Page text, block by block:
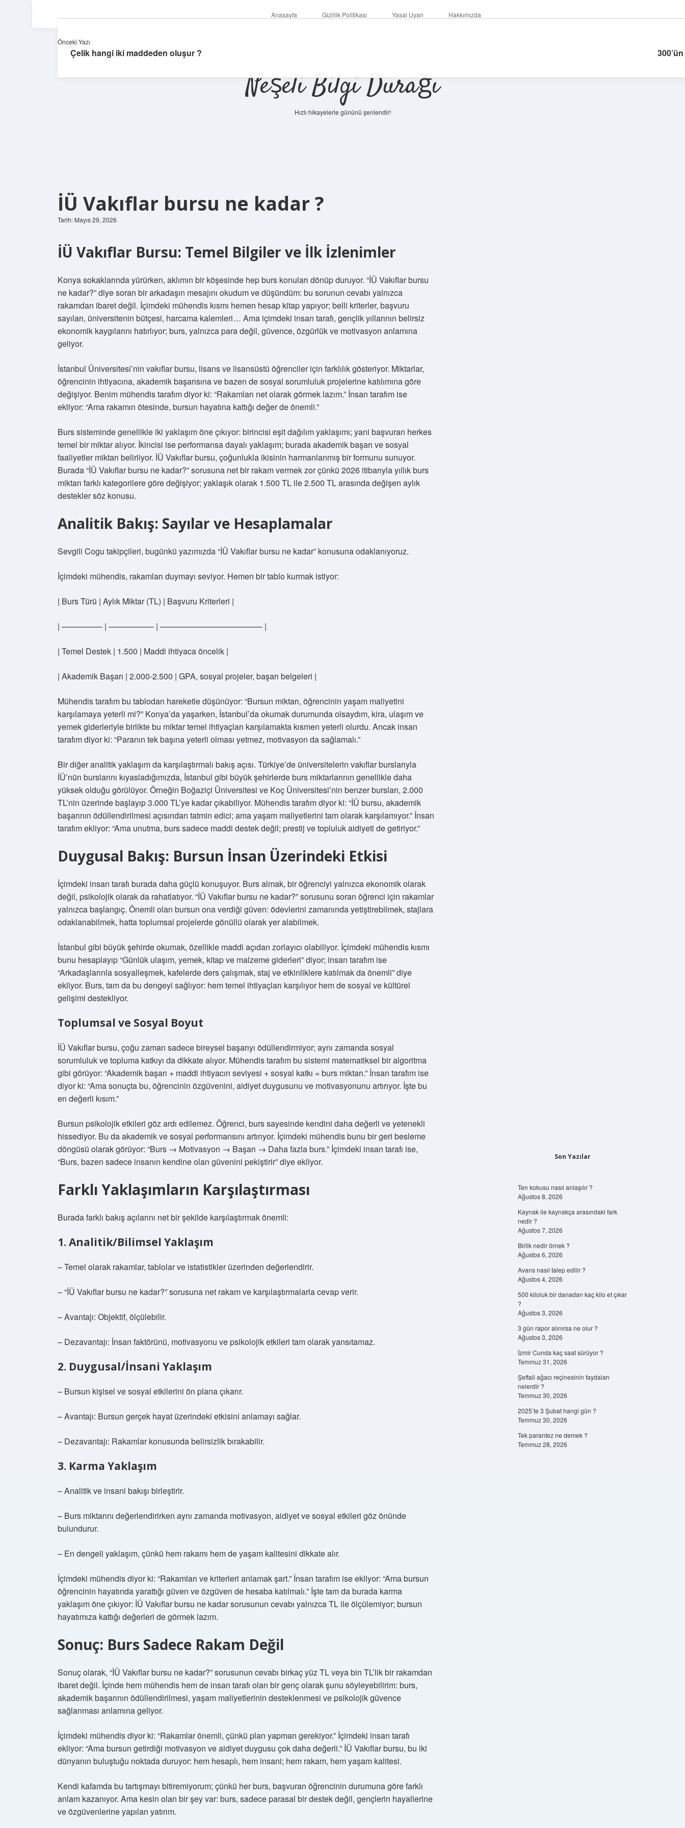
Anasayfa Gizlilik Politikası Yasal Uyarı Hakkımızda
Neşeli Bilgi Durağı
Hızlı hikayelerle gününü şenlendir!
İÜ Vakıflar bursu ne kadar ?
Tarih: Mayıs 29, 2026
İÜ Vakıflar Bursu: Temel Bilgiler ve İlk İzlenimler
Konya sokaklarında yürürken, aklımın bir köşesinde hep burs konuları dönüp duruyor. “İÜ Vakıflar bursu
ne kadar?” diye soran bir arkadaşın mesajını okudum ve düşündüm: bu sorunun cevabı yalnızca
rakamdan ibaret değil. İçimdeki mühendis kısmı hemen hesap kitap yapıyor; belli kriterler, başvuru
sayıları, üniversitenin bütçesi, harcama kalemleri… Ama içimdeki insan tarafı, gençlik yıllarının belirsiz
ekonomik kaygılarını hatırlıyor; burs, yalnızca para değil, güvence, özgürlük ve motivasyon anlamına
geliyor.
İstanbul Üniversitesi’nin vakıflar bursu, lisans ve lisansüstü öğrenciler için farklılık gösteriyor. Miktarlar,
öğrencinin ihtiyacına, akademik başarısına ve bazen de sosyal sorumluluk projelerine katılımına göre
değişiyor. Benim mühendis tarafım diyor ki: “Rakamları net olarak görmek lazım.” İnsan tarafım ise
ekliyor: “Ama rakamın ötesinde, bursun hayatına kattığı değer de önemli.”
Burs sisteminde genellikle iki yaklaşım öne çıkıyor: birincisi eşit dağılım yaklaşımı; yani başvuran herkes
temel bir miktar alıyor. İkincisi ise performansa dayalı yaklaşım; burada akademik başarı ve sosyal
faaliyetler miktarı belirliyor. İÜ Vakıflar bursu, çoğunlukla ikisinin harmanlanmış bir formunu sunuyor.
Burada “İÜ Vakıflar bursu ne kadar?” sorusuna net bir rakam vermek zor çünkü 2026 itibarıyla yıllık burs
miktarı farklı kategorilere göre değişiyor; yaklaşık olarak 1.500 TL ile 2.500 TL arasında değişen aylık
destekler söz konusu.
Analitik Bakış: Sayılar ve Hesaplamalar
Sevgili Cogu takipçileri, bugünkü yazımızda “İÜ Vakıflar bursu ne kadar” konusuna odaklanıyoruz.
İçimdeki mühendis, rakamları duymayı seviyor. Hemen bir tablo kurmak istiyor:
| Burs Türü | Aylık Miktar (TL) | Başvuru Kriterleri |
| ————— | —————– | ————————————– |
| Temel Destek | 1.500 | Maddi ihtiyaca öncelik |
| Akademik Başarı | 2.000-2.500 | GPA, sosyal projeler, başarı belgeleri |
Mühendis tarafım bu tablodan hareketle düşünüyor: “Bursun miktarı, öğrencinin yaşam maliyetini
karşılamaya yeterli mi?” Konya’da yaşarken, İstanbul’da okumak durumunda olsaydım, kira, ulaşım ve
yemek giderleriyle birlikte bu miktar temel ihtiyaçları karşılamakta kısmen yeterli olurdu. Ancak insan
tarafım diyor ki: “Paranın tek başına yeterli olması yetmez, motivasyon da sağlamalı.”
Bir diğer analitik yaklaşım da karşılaştırmalı bakış açısı. Türkiye’de üniversitelerin vakıflar burslarıyla
İÜ’nün burslarını kıyasladığımızda, İstanbul gibi büyük şehirlerde burs miktarlarının genellikle daha
yüksek olduğu görülüyor. Örneğin Boğaziçi Üniversitesi ve Koç Üniversitesi’nin benzer bursları, 2.000
TL’nin üzerinde başlayıp 3.000 TL’ye kadar çıkabiliyor. Mühendis tarafım diyor ki: “İÜ bursu, akademik
başarının ödüllendirilmesi açısından tatmin edici; ama yaşam maliyetlerini tam olarak karşılamıyor.” İnsan
tarafım ekliyor: “Ama unutma, burs sadece maddi destek değil; prestij ve topluluk aidiyeti de getiriyor.”
Duygusal Bakış: Bursun İnsan Üzerindeki Etkisi
İçimdeki insan tarafı burada daha güçlü konuşuyor. Burs almak, bir öğrenciyi yalnızca ekonomik olarak
değil, psikolojik olarak da rahatlatıyor. “İÜ Vakıflar bursu ne kadar?” sorusunu soran öğrenci için rakamlar
yalnızca başlangıç. Önemli olan bursun ona verdiği güven: ödevlerini zamanında yetiştirebilmek, stajlara
odaklanabilmek, hatta toplumsal projelerde gönüllü olarak yer alabilmek.
İstanbul gibi büyük şehirde okumak, özellikle maddi açıdan zorlayıcı olabiliyor. İçimdeki mühendis kısmı
bunu hesaplayıp “Günlük ulaşım, yemek, kitap ve malzeme giderleri” diyor; insan tarafım ise
“Arkadaşlarınla sosyalleşmek, kafelerde ders çalışmak, staj ve etkinliklere katılmak da önemli” diye
ekliyor. Burs, tam da bu dengeyi sağlıyor: hem temel ihtiyaçları karşılıyor hem de sosyal ve kültürel
gelişimi destekliyor.
Toplumsal ve Sosyal Boyut
İÜ Vakıflar bursu, çoğu zaman sadece bireysel başarıyı ödüllendirmiyor; aynı zamanda sosyal
sorumluluk ve topluma katkıyı da dikkate alıyor. Mühendis tarafım bu sistemi matematiksel bir algoritma
gibi görüyor: “Akademik başarı + maddi ihtiyacın seviyesi + sosyal katkı = burs miktarı.” İnsan tarafım ise
diyor ki: “Ama sonuçta bu, öğrencinin özgüvenini, aidiyet duygusunu ve motivasyonunu artırıyor. İşte bu
en değerli kısım.”
Bursun psikolojik etkileri göz ardı edilemez. Öğrenci, burs sayesinde kendini daha değerli ve yetenekli
hissediyor. Bu da akademik ve sosyal performansını artırıyor. İçimdeki mühendis bunu bir geri besleme
döngüsü olarak görüyor: “Burs → Motivasyon → Başarı → Daha fazla burs.” İçimdeki insan tarafı ise,
“Burs, bazen sadece insanın kendine olan güvenini pekiştirir” diye ekliyor.
Farklı Yaklaşımların Karşılaştırması
Burada farklı bakış açılarını net bir şekilde karşılaştırmak önemli:
1. Analitik/Bilimsel Yaklaşım
– Temel olarak rakamlar, tablolar ve istatistikler üzerinden değerlendirir.
– “İÜ Vakıflar bursu ne kadar?” sorusuna net rakam ve karşılaştırmalarla cevap verir.
– Avantajı: Objektif, ölçülebilir.
– Dezavantajı: İnsan faktörünü, motivasyonu ve psikolojik etkileri tam olarak yansıtamaz.
2. Duygusal/İnsani Yaklaşım
– Bursun kişisel ve sosyal etkilerini ön plana çıkarır.
– Avantajı: Bursun gerçek hayat üzerindeki etkisini anlamayı sağlar.
– Dezavantajı: Rakamlar konusunda belirsizlik bırakabilir.
3. Karma Yaklaşım
– Analitik ve insani bakışı birleştirir.
– Burs miktarını değerlendirirken aynı zamanda motivasyon, aidiyet ve sosyal etkileri göz önünde
bulundurur.
– En dengeli yaklaşım, çünkü hem rakamı hem de yaşam kalitesini dikkate alır.
İçimdeki mühendis diyor ki: “Rakamları ve kriterleri anlamak şart.” İnsan tarafım ise ekliyor: “Ama bursun
öğrencinin hayatında yarattığı güven ve özgüven de hesaba katılmalı.” İşte tam da burada karma
yaklaşım öne çıkıyor: İÜ Vakıflar bursu ne kadar sorusunun cevabı yalnızca TL ile ölçülemiyor; bursun
hayatımıza kattığı değerleri de görmek lazım.
Sonuç: Burs Sadece Rakam Değil
Sonuç olarak, “İÜ Vakıflar bursu ne kadar?” sorusunun cevabı birkaç yüz TL veya bin TL’lik bir rakamdan
ibaret değil. İçinde hem mühendis hem de insan tarafı olan bir genç olarak şunu söyleyebilirim: burs,
akademik başarının ödüllendirilmesi, yaşam maliyetlerinin desteklenmesi ve psikolojik güvence
sağlanması anlamına geliyor.
İçimdeki mühendis diyor ki: “Rakamlar önemli, çünkü plan yapman gerekiyor.” İçimdeki insan tarafı
ekliyor: “Ama bursun getirdiği motivasyon ve aidiyet duygusu çok daha değerli.” İÜ Vakıflar bursu, bu iki
dünyanın buluştuğu noktada duruyor: hem hesaplı, hem insani; hem rakam, hem yaşam kalitesi.
Kendi kafamda bu tartışmayı bitiremiyorum; çünkü her burs, başvuran öğrencinin durumuna göre farklı
anlam kazanıyor. Ama kesin olan bir şey var: burs, sadece parasal bir destek değil, gençlerin hayallerine
ve özgüvenlerine yapılan yatırım.
Önceki Yazı
Çelik hangi iki maddeden oluşur ?
Son Yazılar
Ten kokusu nasıl anlaşılır ?
Ağustos 8, 2026
Kaynak ile kaynakça arasındaki fark
nedir ?
Ağustos 7, 2026
Birlik nedir örnek ?
Ağustos 6, 2026
Avans nasıl talep edilir ?
Ağustos 4, 2026
500 kiloluk bir danadan kaç kilo et çıkar
?
Ağustos 3, 2026
3 gün rapor alınırsa ne olur ?
Ağustos 3, 2026
İzmir Cunda kaç saat sürüyor ?
Temmuz 31, 2026
Şeftali ağacı reçinesinin faydaları
nelerdir ?
Temmuz 30, 2026
2025’te 3 Şubat hangi gün ?
Temmuz 30, 2026
Tek parantez ne demek ?
Temmuz 28, 2026